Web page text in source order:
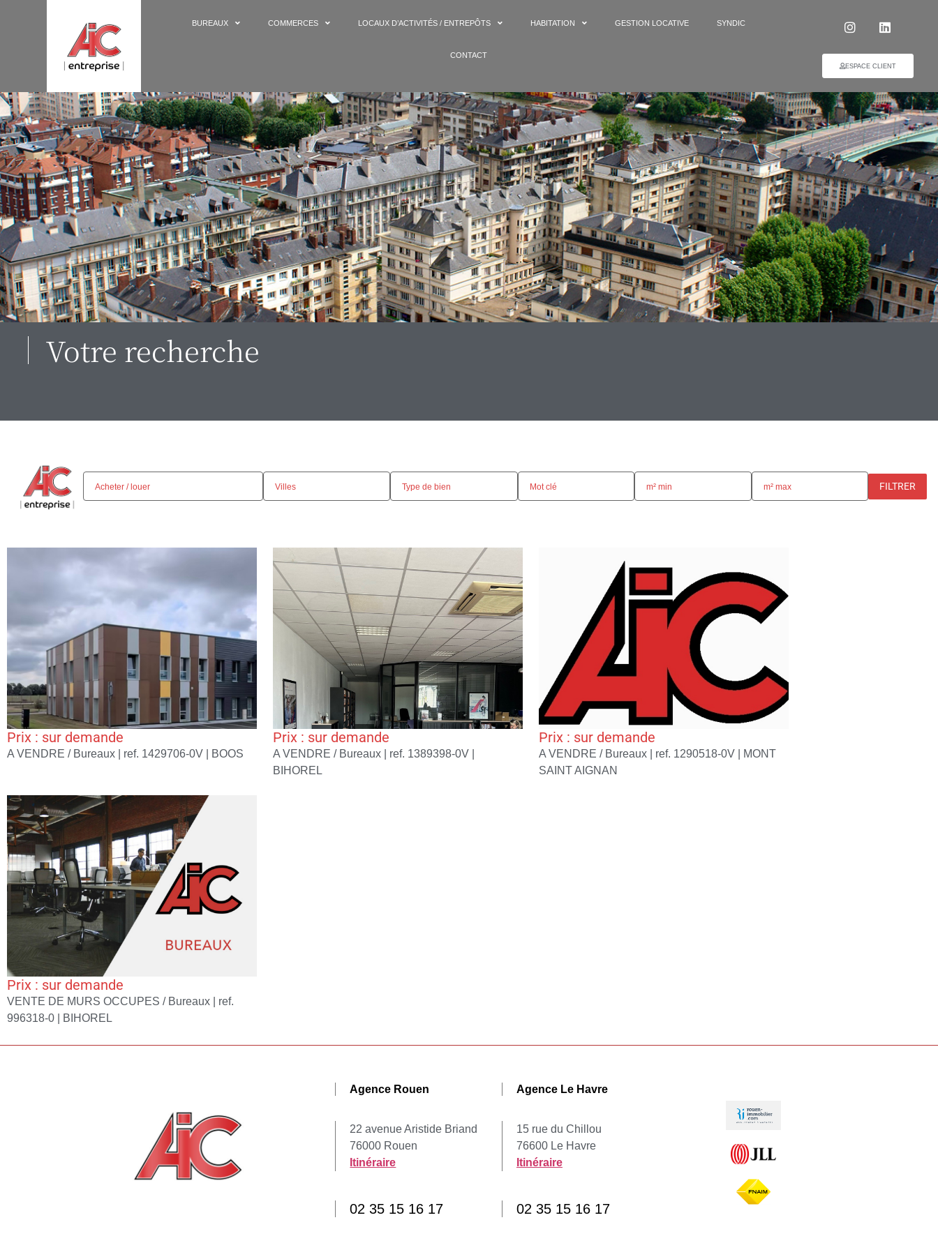
BUREAUX COMMERCES LOCAUX D’ACTIVITÉS / ENTREPÔTS HABITATION GESTION LOCATIVE SYNDIC
CONTACT
ESPACE CLIENT
Votre recherche
FILTRER
Prix : sur demande
A VENDRE / Bureaux | ref. 1429706-0V | BOOS
Prix : sur demande
A VENDRE / Bureaux | ref. 1389398-0V |
BIHOREL
Prix : sur demande
A VENDRE / Bureaux | ref. 1290518-0V |
MONT
SAINT AIGNAN
Prix : sur demande
VENTE DE MURS OCCUPES / Bureaux | ref.
996318-0 |
BIHOREL
Agence Rouen
22 avenue Aristide Briand
76000 Rouen
Itinéraire
02 35 15 16 17
Agence Le Havre
15 rue du Chillou
76600 Le Havre
Itinéraire
02 35 15 16 17